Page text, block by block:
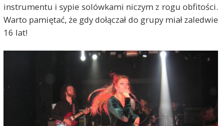
instrumentu i sypie solówkami niczym z rogu obfitości.
Warto pamiętać, że gdy dołączał do grupy miał zaledwie
16 lat!